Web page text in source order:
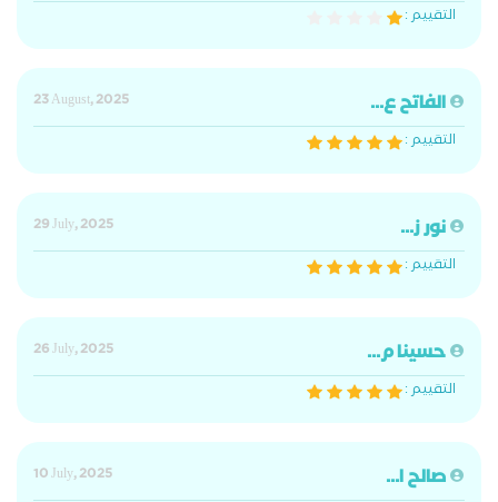
التقييم :
الفاتح ع...
23 August, 2025
التقييم :
نور ز...
29 July, 2025
التقييم :
حسينا م...
26 July, 2025
التقييم :
صالح ا...
10 July, 2025